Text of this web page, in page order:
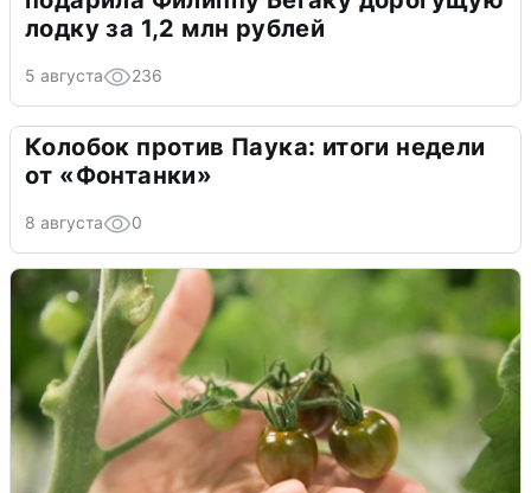
лодку за 1,2 млн рублей
5 августа 236
Колобок против Паука: итоги недели
от «Фонтанки»
8 августа 0